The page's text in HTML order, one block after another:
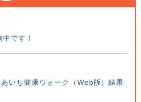
です！
いち健康ウォーク（Web版）結果